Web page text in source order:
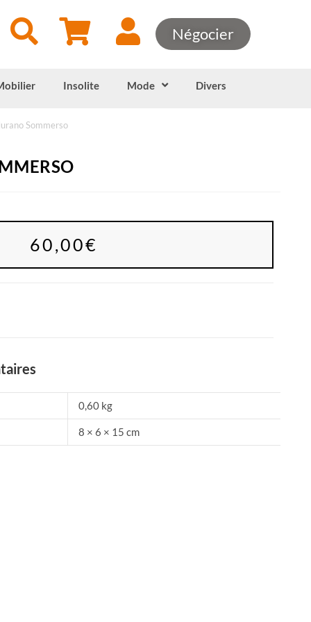
Négocier
Insolite Mode Divers
Sommerso
60,00€
0,60 kg
8 × 6 × 15 cm